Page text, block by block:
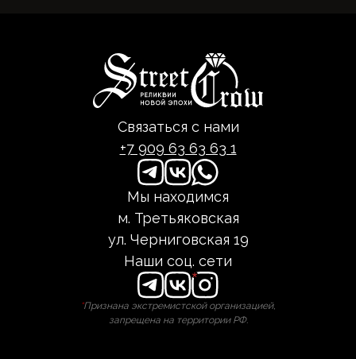
Связаться с нами
+7 909 63 63 63 1
Мы находимся
м. Третьяковская
ул. Черниговская 19
Наши соц. сети
*Признана экстремистской организацией,
запрещена на территории РФ.